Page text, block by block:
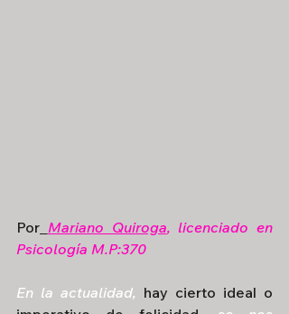
Por Mariano Quiroga, licenciado en
Psicología M.P:370
En la actualidad, hay cierto ideal o